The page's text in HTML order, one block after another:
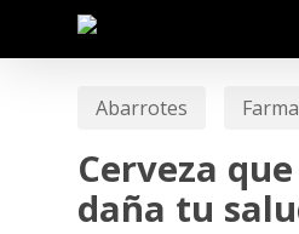
Abarrotes
Cerveza
daña tu